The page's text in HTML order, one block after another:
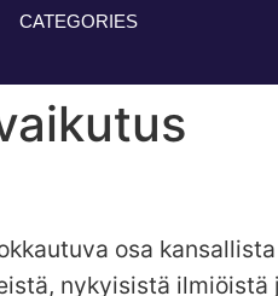
CATEGORIES
osa kansallista
nykyisistä ilmiöistä